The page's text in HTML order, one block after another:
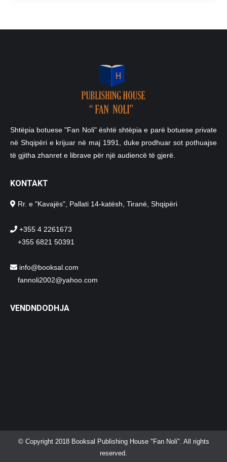
Shtëpia botuese "Fan Noli" është shtëpia e parë botuese private
në Shqipëri e krijuar në maj 1991, duke prodhuar sot pothuajse
të gjitha zhanret e librave për një audiencë të gjerë.
KONTAKT
Rr. e "Kavajës", Pallati 14-katësh, Tiranë, Shqipëri
+355 4 2261673
+355 6821 50391
info@booksal.com
fannoli2002@yahoo.com
VENDNDODHJA
© Copyright 2018 Booksal Publishing House "Fan Noli". All rights
reserved.